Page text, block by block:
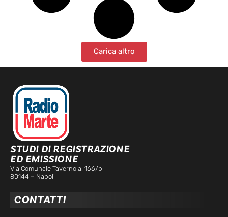
Carica altro
STUDI DI REGISTRAZIONE
ED EMISSIONE
Via Comunale Tavernola, 166/b
80144 – Napoli
CONTATTI